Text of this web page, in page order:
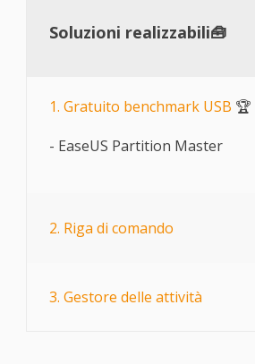
Soluzioni realizzabili🧰
1. Gratuito benchmark USB 🏆
- EaseUS Partition Master
2. Riga di comando
3. Gestore delle attività